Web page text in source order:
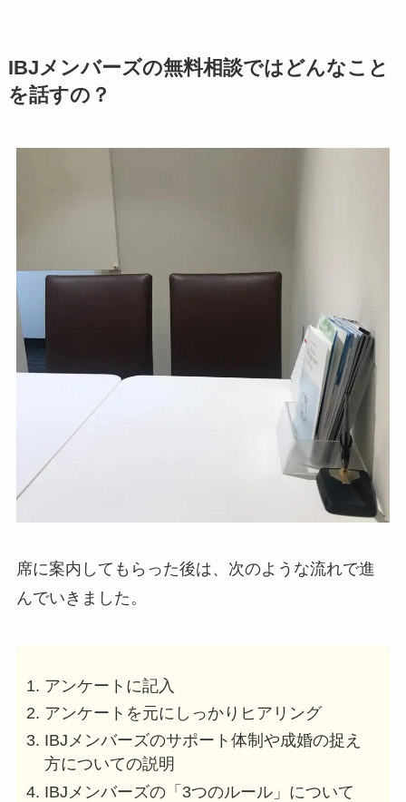
IBJメンバーズの無料相談ではどんなこと
を話すの？
席に案内してもらった後は、次のような流れで進
んでいきました。
アンケートに記入
アンケートを元にしっかりヒアリング
IBJメンバーズのサポート体制や成婚の捉え
方についての説明
IBJメンバーズの「3つのルール」について